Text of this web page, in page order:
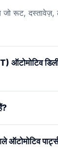
जो रूट,
का समन्वय करते
प्रमुख US
हैं।
प्रोटोटाइप,
एनक्लोज़्ड
ऑटोमोटिव